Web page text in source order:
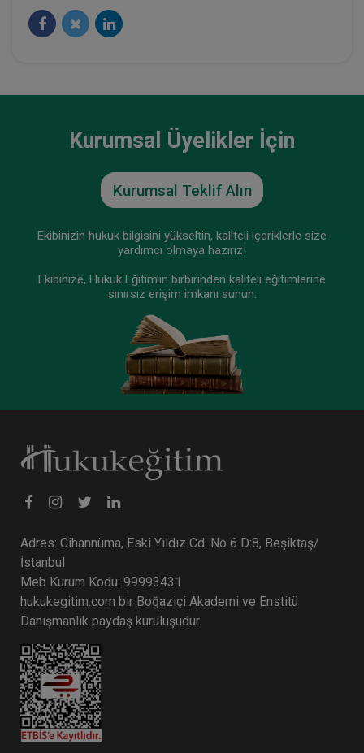
Ayni Haklar - III. Medeni Hukuku Kongresi - VII.
360 TL Sepete Ekle
Tüketici Hukuku Enstitüsü
Oturum
360 TL
Tüketici Hukuku Enstitüsü
Kurumsal Üyelikler İçin
Kurumsal Teklif Alın
Ekibinizin hukuk bilgisini yükseltin, kaliteli içeriklerle size
yardımcı olmaya hazırız!
Ekibinize, Hukuk Eğitim’in birbirinden kaliteli eğitimlerine
sınırsız erişim imkanı sunun.
Adres: Cihannüma, Eski Yıldız Cd. No 6 D:8, Beşiktaş/
İstanbul
Meb Kurum Kodu: 99993431
hukukegitim.com bir Boğaziçi Akademi ve Enstitü
Danışmanlık paydaş kuruluşudur.